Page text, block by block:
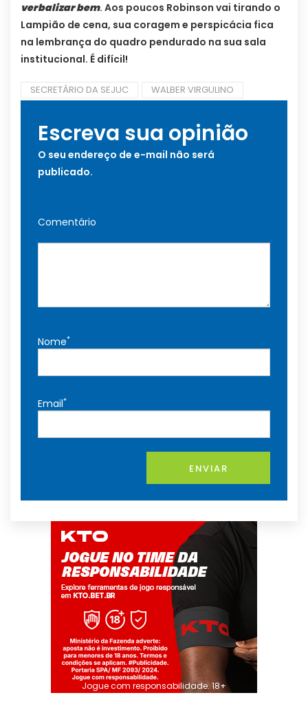
verbalizar bem. Aos poucos Robinson vai tirando o
Lampião de cena, sua coragem e perspicácia fica
na lembrança do quadro pendurado na sua sala
institucional. É difícil!
SECRETÁRIO DA SEJUC WALBER VIRGULINO
Escreva sua opinião
O seu endereço de e-mail não será
publicado.
Comentário
Nome*
Email*
ENVIAR
Jogue com responsabilidade. 18+